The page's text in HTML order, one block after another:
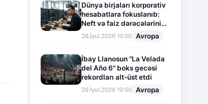
Dünya birjaları korporativ
hesabatlara fokuslanıb:
Neft və faiz dərəcələrinin
təsiri altında cari vəziyyət
26.İyul.2026 10:50 Avropa
İbay Llanosun "La Velada
del Año 6" boks gecəsi
rekordları alt-üst etdi
26.İyul.2026 10:50 Avropa